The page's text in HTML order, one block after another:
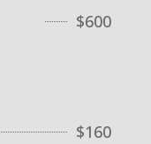
$600
$160